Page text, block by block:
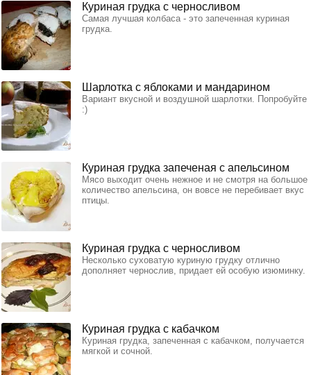
Куриная грудка с черносливом
Самая лучшая колбаса - это запеченная куриная
грудка.
Шарлотка с яблоками и мандарином
Вариант вкусной и воздушной шарлотки. Попробуйте
:)
Куриная грудка запеченая с апельсином
Мясо выходит очень нежное и не смотря на большое
количество апельсина, он вовсе не перебивает вкус
птицы.
Куриная грудка с черносливом
Несколько суховатую куриную грудку отлично
дополняет чернослив, придает ей особую изюминку.
Куриная грудка с кабачком
Куриная грудка, запеченная с кабачком, получается
мягкой и сочной.